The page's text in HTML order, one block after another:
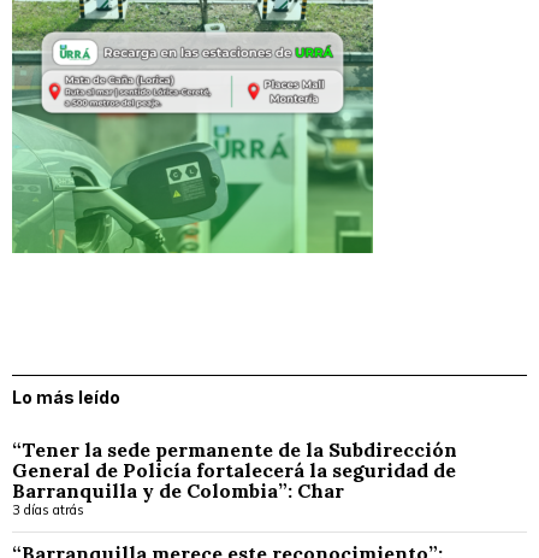
Lo más leído
“Tener la sede permanente de la Subdirección
General de Policía fortalecerá la seguridad de
Barranquilla y de Colombia”: Char
3 días atrás
“Barranquilla merece este reconocimiento”: